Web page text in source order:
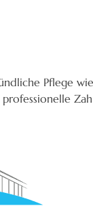
Pflege